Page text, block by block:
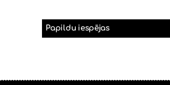
Papildu iespējas